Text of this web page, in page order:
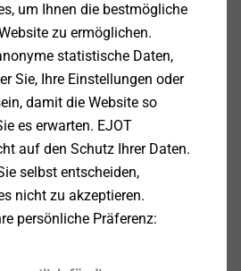
Nageldübel ND-K
Fassadendübel
um Ihnen die bestmögliche
zu ermöglichen.
statistische Daten,
Sie, Ihre Einstellungen oder
damit die Website so
es erwarten. EJOT
auf den Schutz Ihrer Daten.
selbst entscheiden,
nicht zu akzeptieren.
persönliche Präferenz: